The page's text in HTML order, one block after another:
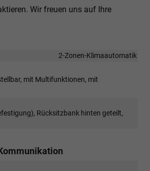
Wir freuen uns auf Ihre
2-Zonen-Klimaautomatik
mit Multifunktionen, mit
Rücksitzbank hinten geteilt,